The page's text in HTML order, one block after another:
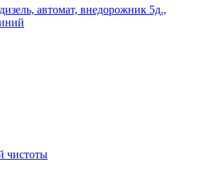
автомат, внедорожник 5д.,
чистоты